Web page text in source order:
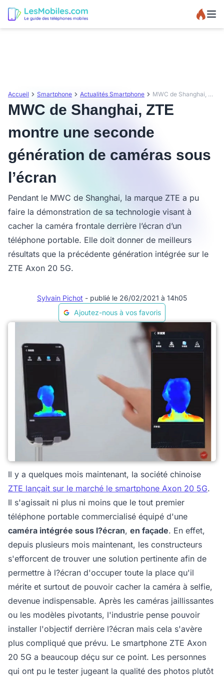
Accueil Smartphone Actualités Smartphone MWC de Shanghai, ZTE montre une seconde génération de caméras sous l’écran
MWC de Shanghai, ZTE
montre une seconde
génération de caméras sous
l’écran
Pendant le MWC de Shanghai, la marque ZTE a pu
faire la démonstration de sa technologie visant à
cacher la caméra frontale derrière l’écran d’un
téléphone portable. Elle doit donner de meilleurs
résultats que la précédente génération intégrée sur le
ZTE Axon 20 5G.
Sylvain Pichot - publié le 26/02/2021 à 14h05
Ajoutez-nous à vos favoris
Il y a quelques mois maintenant, la société chinoise
ZTE lançait sur le marché le smartphone Axon 20 5G.
Il s'agissait ni plus ni moins que le tout premier
téléphone portable commercialisé équipé d'une
caméra intégrée sous l?écran, en façade. En effet,
depuis plusieurs mois maintenant, les constructeurs
s'efforcent de trouver une solution pertinente afin de
permettre à l?écran d'occuper toute la place qu'il
mérite et surtout de pouvoir cacher la caméra à selfie,
devenue indispensable. Après les caméras jaillissantes
ou les modèles pivotants, l'industrie pense pouvoir
installer l'objectif derrière l?écran mais cela s'avère
plus compliqué que prévu. Le smartphone ZTE Axon
20 5G a beaucoup déçu sur ce point. Les personnes
qui ont pu le tester jugeant la qualité des photos plutôt